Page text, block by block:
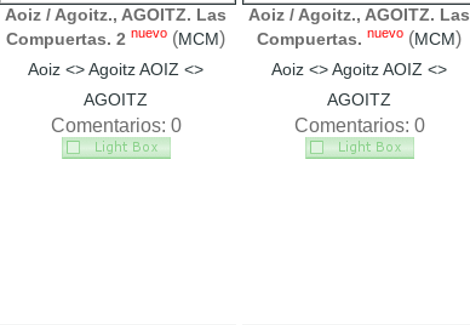
Aoiz / Agoitz., AGOITZ. Las
Compuertas. 2 nuevo (MCM)
Aoiz <> Agoitz AOIZ <>
AGOITZ
Comentarios: 0
Aoiz / Agoitz., AGOITZ. Las
Compuertas. nuevo (MCM)
Aoiz <> Agoitz AOIZ <>
AGOITZ
Comentarios: 0